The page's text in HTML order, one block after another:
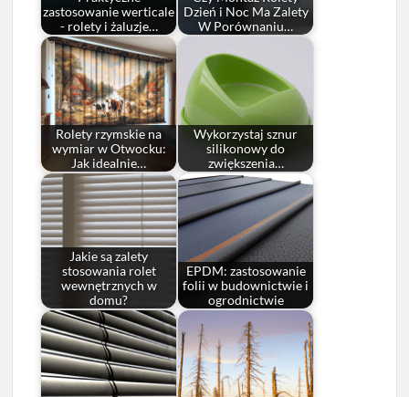
zastosowanie werticale
- rolety i żaluzje…
Dzień i Noc Ma Zalety
W Porównaniu…
Rolety rzymskie na
wymiar w Otwocku:
Jak idealnie…
Wykorzystaj sznur
silikonowy do
zwiększenia…
Jakie są zalety
stosowania rolet
wewnętrznych w
domu?
EPDM: zastosowanie
folii w budownictwie i
ogrodnictwie